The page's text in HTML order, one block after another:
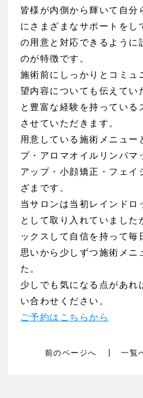
皆様が内側から輝いて自分
にさまざまなサポートをし
の用意と対応できるように
のが特徴です。
施術前にしっかりとコミュ
望内容についても伝えてい
と豊富な経験を持っている
させていただきます。
用意している施術メニュー
プ・アロマオイルリンパマ
アップ・小顔矯正・フェイ
ざまです。
当サロンは当初レインドロ
として取り入れていました
ックスして自信を持って
思いから少しずつ施術メニ
た。
少しでも気になる点があれ
い合わせください。
ご予約はこちらから
前のページへ 一覧